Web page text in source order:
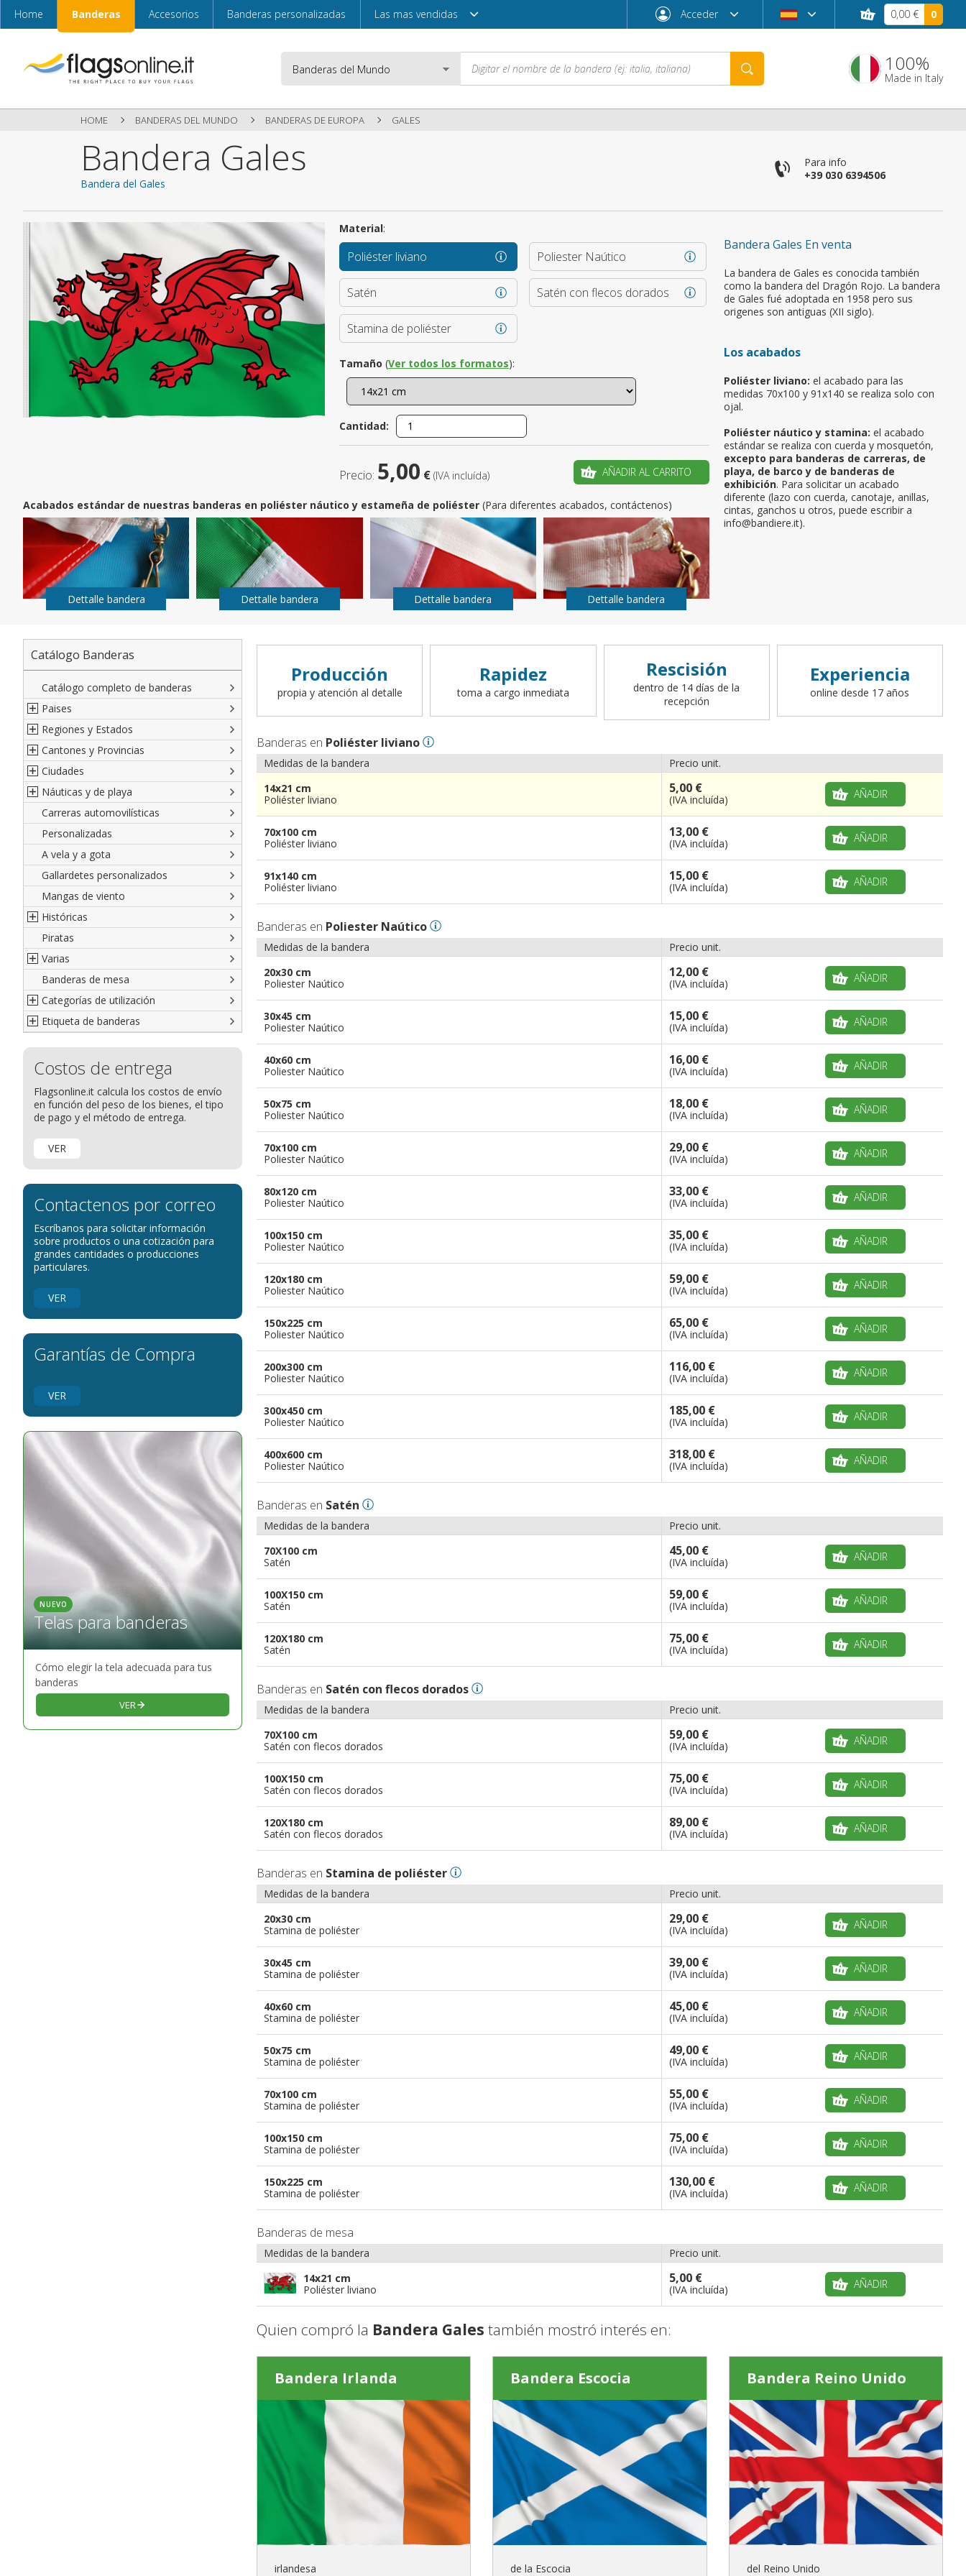
Home Banderas Accesorios Banderas personalizadas Las mas vendidas Acceder
Acceder
¿Es este tu primer pedido?
CREAR UNA NUEVA CUENTA
0,00 € 0
100%
Made in Italy
HOME BANDERAS DEL MUNDO BANDERAS DE EUROPA GALES
Bandera Gales
Bandera del Gales
Para info
+39 030 6394506
Bandera Gales En venta
La bandera de Gales es conocida también
como la bandera del Dragón Rojo. La bandera
de Gales fué adoptada en 1958 pero sus
origenes son antiguas (XII siglo).
Los acabados
Poliéster liviano: el acabado para las
medidas 70x100 y 91x140 se realiza solo con
ojal.
Poliéster náutico y stamina: el acabado
estándar se realiza con cuerda y mosquetón,
excepto para banderas de carreras, de
playa, de barco y de banderas de
exhibición. Para solicitar un acabado
diferente (lazo con cuerda, canotaje, anillas,
cintas, ganchos u otros, puede escribir a
info@bandiere.it).
Material:
Poliéster liviano Poliester Naútico
Satén Satén con flecos dorados
Stamina de poliéster
Tamaño (Ver todos los formatos):
Cantidad:
Precio: 5,00 € (IVA incluída) AÑADIR AL CARRITO
Acabados estándar de nuestras banderas en poliéster náutico y estameña de poliéster (Para diferentes acabados, contáctenos)
Dettalle bandera Dettalle bandera Dettalle bandera Dettalle bandera
Catálogo Banderas
Catálogo completo de banderas
Paises
Norte América
América del Sur
Europa
Africa
Asia
Oceanía
Regiones y Estados
Regiones italianas
Estados de EEUU
Francesas
Españolas
Austríacas
Alemanas
Regiones del Mundo
Cantones y Provincias
Cantones suizos
Provincias italianas
provincias del Mundo
Territorios británicos de ultramar
Francia de ultramar
Provincias Españolas
Ciudades
Ciudades italianas
Ciudades francesas
Ciudades españolas
Ciudades del Mundo
Náuticas y de playa
Militares y Mercantes
Código náutico internacional
Empavesadas
De Playa
De cortesia
Carreras automovilísticas
Personalizadas
A vela y a gota
Gallardetes personalizados
Mangas de viento
Históricas
Francesas
Británicas
Italianas
Americanas
Resto del Mundo
Piratas
Varias
Banderas diplomáticas
Organizaciones internacionales
Publicitarias
Banderas de mesa
Categorías de utilización
Banderas publicitarias
banderas para barcos
banderas para eventos
banderas para bicicletas
Banderas para concesionarios
Banderas para tiendas
banderas para Palios
banderas para religiosas
Administraciones Públicas
Banderas para embajadas
banderas para parques
banderas para grupos musicales
Banderas para niños
Banderas para fiestas
Etiqueta de banderas
Glosario de banderas
Come disporre le bandiere
Dimensiones de las banderas
Costos de entrega
Flagsonline.it calcula los costos de envío
en función del peso de los bienes, el tipo
de pago y el método de entrega.
VER
Contactenos por correo
Escríbanos para solicitar información
sobre productos o una cotización para
grandes cantidades o producciones
particulares.
VER
Garantías de Compra
VER
NUEVO
Telas para banderas
Cómo elegir la tela adecuada para tus
banderas
VER
Producción
propia y atención al detalle
Rapidez
toma a cargo inmediata
Rescisión
dentro de 14 días de la
recepción
Experiencia
online desde 17 años
Banderas en Poliéster liviano
Medidas de la bandera
Precio unit.
14x21 cm
Poliéster liviano
5,00 €
(IVA incluída) AÑADIR
70x100 cm
Poliéster liviano
13,00 €
(IVA incluída) AÑADIR
91x140 cm
Poliéster liviano
15,00 €
(IVA incluída) AÑADIR
Banderas en Poliester Naútico
Medidas de la bandera
Precio unit.
20x30 cm
Poliester Naútico
12,00 €
(IVA incluída) AÑADIR
30x45 cm
Poliester Naútico
15,00 €
(IVA incluída) AÑADIR
40x60 cm
Poliester Naútico
16,00 €
(IVA incluída) AÑADIR
50x75 cm
Poliester Naútico
18,00 €
(IVA incluída) AÑADIR
70x100 cm
Poliester Naútico
29,00 €
(IVA incluída) AÑADIR
80x120 cm
Poliester Naútico
33,00 €
(IVA incluída) AÑADIR
100x150 cm
Poliester Naútico
35,00 €
(IVA incluída) AÑADIR
120x180 cm
Poliester Naútico
59,00 €
(IVA incluída) AÑADIR
150x225 cm
Poliester Naútico
65,00 €
(IVA incluída) AÑADIR
200x300 cm
Poliester Naútico
116,00 €
(IVA incluída) AÑADIR
300x450 cm
Poliester Naútico
185,00 €
(IVA incluída) AÑADIR
400x600 cm
Poliester Naútico
318,00 €
(IVA incluída) AÑADIR
Banderas en Satén
Medidas de la bandera
Precio unit.
70X100 cm
Satén
45,00 €
(IVA incluída) AÑADIR
100X150 cm
Satén
59,00 €
(IVA incluída) AÑADIR
120X180 cm
Satén
75,00 €
(IVA incluída) AÑADIR
Banderas en Satén con flecos dorados
Medidas de la bandera
Precio unit.
70X100 cm
Satén con flecos dorados
59,00 €
(IVA incluída) AÑADIR
100X150 cm
Satén con flecos dorados
75,00 €
(IVA incluída) AÑADIR
120X180 cm
Satén con flecos dorados
89,00 €
(IVA incluída) AÑADIR
Banderas en Stamina de poliéster
Medidas de la bandera
Precio unit.
20x30 cm
Stamina de poliéster
29,00 €
(IVA incluída) AÑADIR
30x45 cm
Stamina de poliéster
39,00 €
(IVA incluída) AÑADIR
40x60 cm
Stamina de poliéster
45,00 €
(IVA incluída) AÑADIR
50x75 cm
Stamina de poliéster
49,00 €
(IVA incluída) AÑADIR
70x100 cm
Stamina de poliéster
55,00 €
(IVA incluída) AÑADIR
100x150 cm
Stamina de poliéster
75,00 €
(IVA incluída) AÑADIR
150x225 cm
Stamina de poliéster
130,00 €
(IVA incluída) AÑADIR
Banderas de mesa
Medidas de la bandera
Precio unit.
14x21 cm
Poliéster liviano
5,00 €
(IVA incluída) AÑADIR
Quien compró la Bandera Gales también mostró interés en:
Bandera Irlanda
irlandesa
Bandera Escocia
de la Escocia
Bandera Reino Unido
del Reino Unido